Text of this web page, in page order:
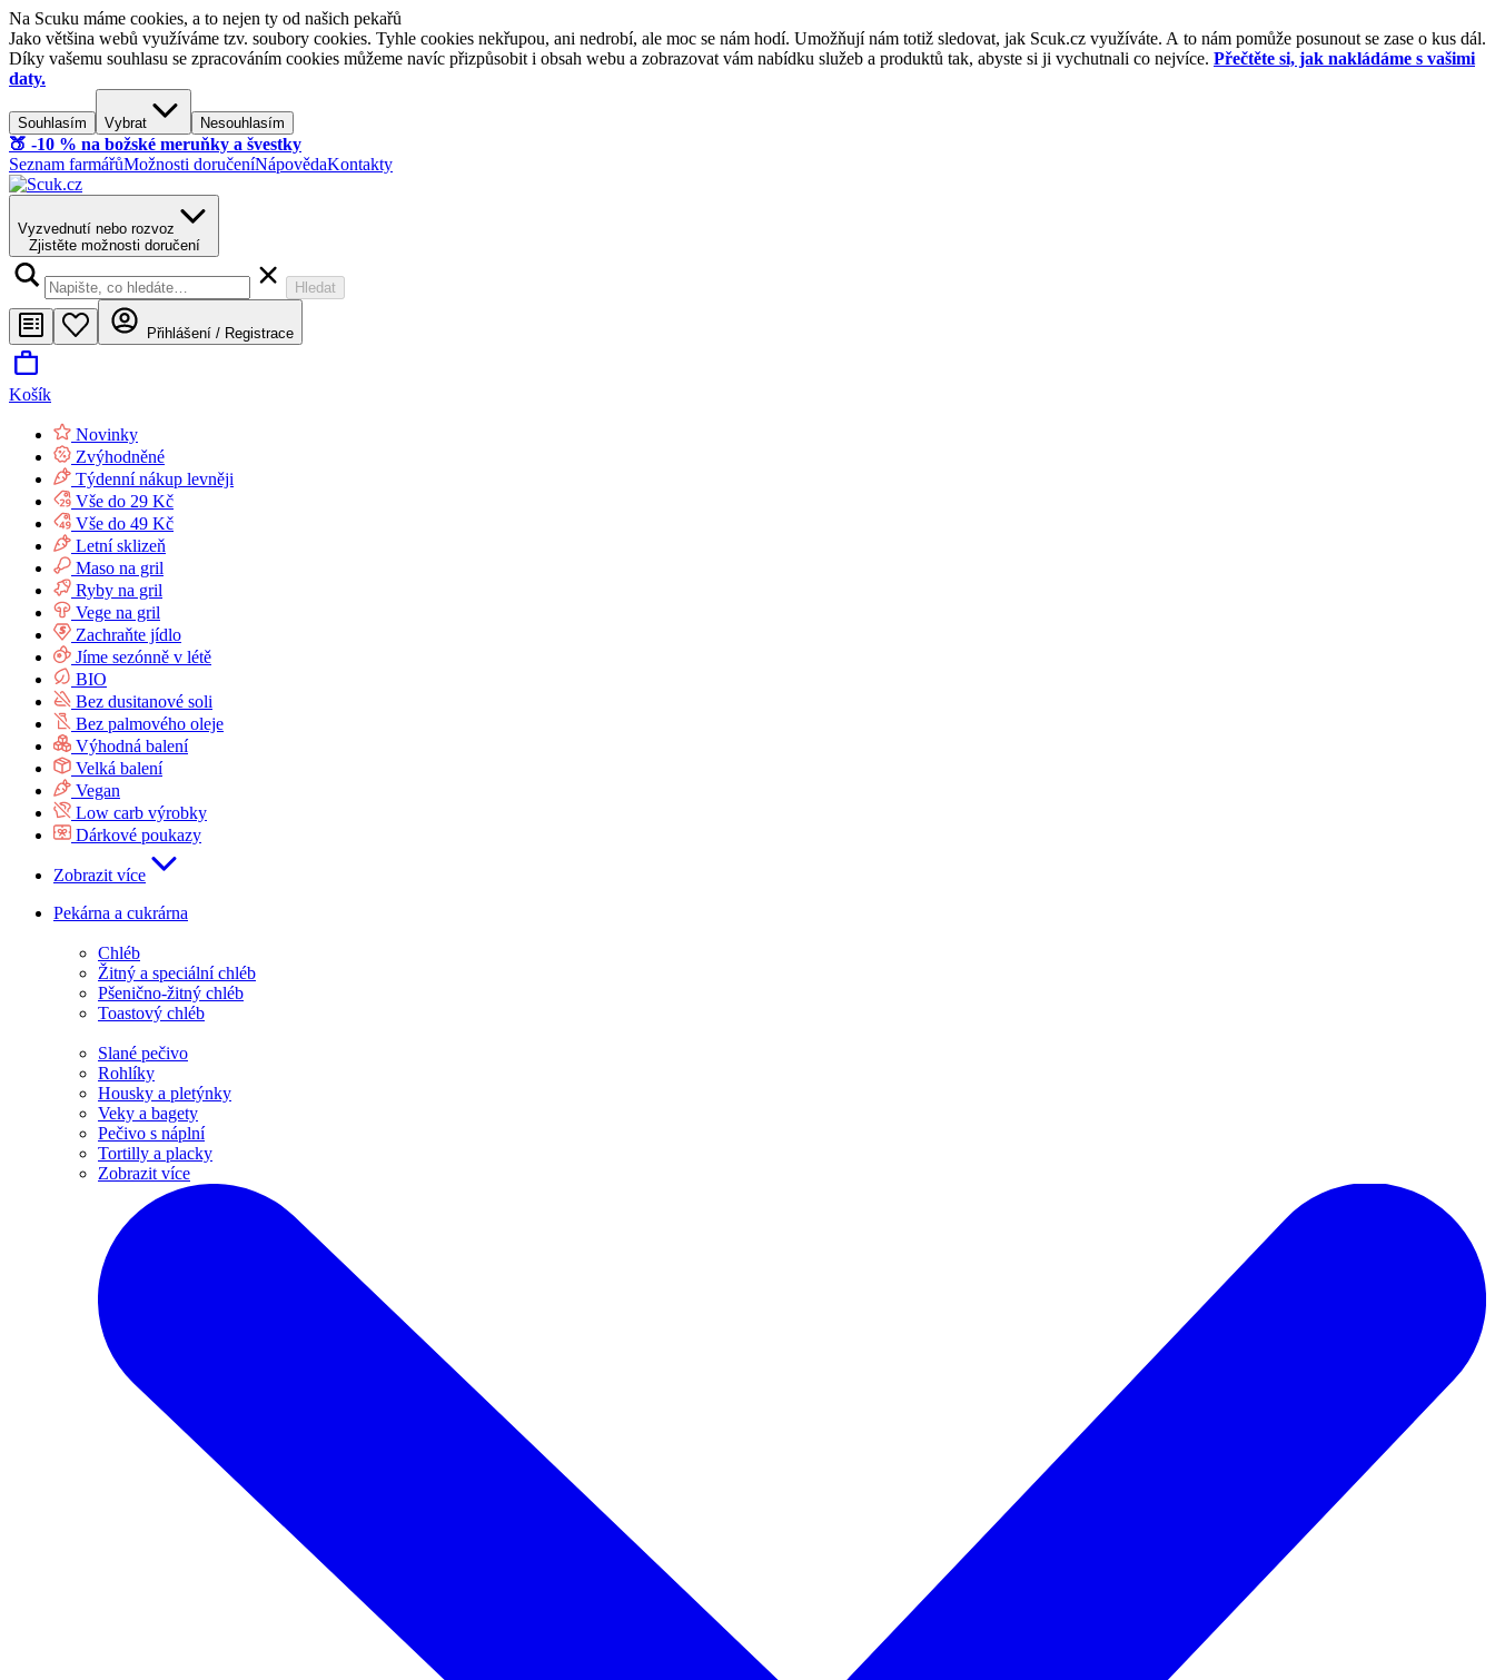
Na Scuku máme cookies, a to nejen ty od našich pekařů
Jako většina webů využíváme tzv. soubory cookies. Tyhle cookies nekřupou, ani nedrobí, ale moc se nám hodí. Umožňují nám totiž sledovat, jak Scuk.cz využíváte. A to nám pomůže posunout se zase o kus dál.
Díky vašemu souhlasu se zpracováním cookies můžeme navíc přizpůsobit i obsah webu a zobrazovat vám nabídku služeb a produktů tak, abyste si ji vychutnali co nejvíce. Přečtěte si, jak nakládáme s vašimi
daty.
Souhlasím Vybrat Nesouhlasím
🍑​ -10 % na božské meruňky a švestky
Seznam farmářůMožnosti doručeníNápovědaKontakty
Vyzvednutí nebo rozvoz
Zjistěte možnosti doručení
Hledat
Přihlášení / Registrace
Košík
Novinky
Zvýhodněné
Týdenní nákup levněji
Vše do 29 Kč
Vše do 49 Kč
Letní sklizeň
Maso na gril
Ryby na gril
Vege na gril
Zachraňte jídlo
Jíme sezónně v létě
BIO
Bez dusitanové soli
Bez palmového oleje
Výhodná balení
Velká balení
Vegan
Low carb výrobky
Dárkové poukazy
Zobrazit více
Pekárna a cukrárna
Chléb
Žitný a speciální chléb
Pšenično-žitný chléb
Toastový chléb
Slané pečivo
Rohlíky
Housky a pletýnky
Veky a bagety
Pečivo s náplní
Tortilly a placky
Zobrazit více